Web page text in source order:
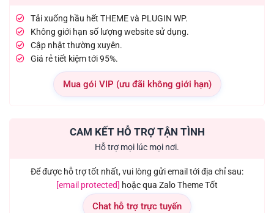
Tải xuống hầu hết THEME và PLUGIN WP.
Không giới hạn số lượng website sử dụng.
Cập nhật thường xuyên.
Giá rẻ tiết kiệm tới 95%.
Mua gói VIP (ưu đãi không giới hạn)
CAM KẾT HỖ TRỢ TẬN TÌNH
Hỗ trợ mọi lúc mọi nơi.
Để được hỗ trợ tốt nhất, vui lòng gửi email tới địa chỉ sau:
[email protected] hoặc qua Zalo Theme Tốt
Chat hỗ trợ trực tuyến